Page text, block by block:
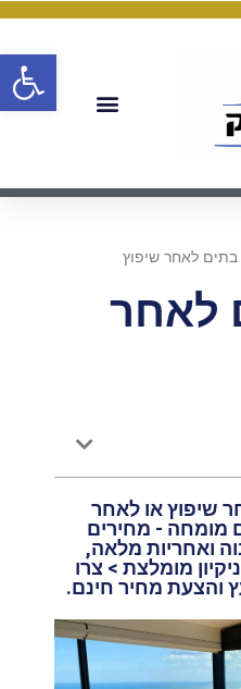
בתים לאחר שיפוץ
לאחר
שיפוץ או לאחר
מומחה - מחירים
ואחריות מלאה,
מומלצת > צרו